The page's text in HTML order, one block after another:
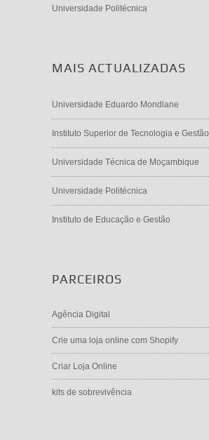
Universidade Politécnica
MAIS ACTUALIZADAS
Universidade Eduardo Mondlane
Instituto Superior de Tecnologia e Gestão
Universidade Técnica de Moçambique
Universidade Politécnica
Instituto de Educação e Gestão
PARCEIROS
Agência Digital
Crie uma loja online com Shopify
Criar Loja Online
kits de sobrevivência